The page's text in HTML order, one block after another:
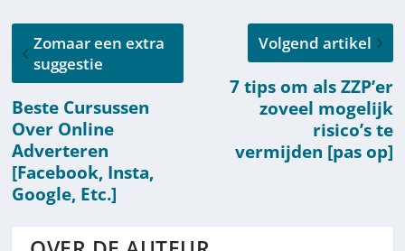
Zomaar een extra
suggestie
Beste Cursussen
Over Online
Adverteren
[Facebook, Insta,
Google, Etc.]
Volgend artikel
7 tips om als ZZP’er
zoveel mogelijk
risico’s te
vermijden [pas op]